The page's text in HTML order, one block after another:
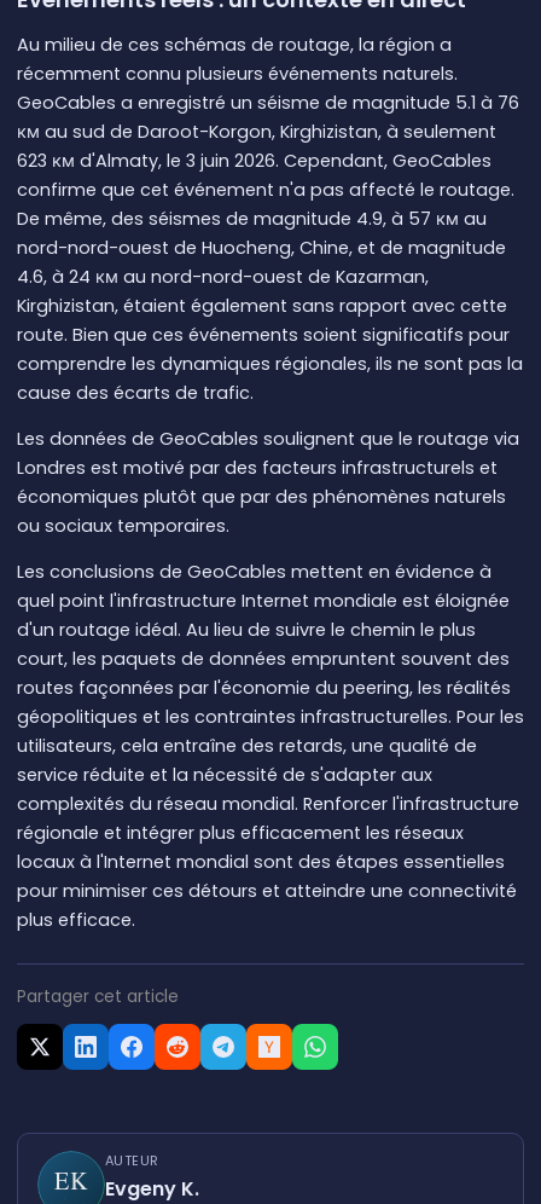
Au milieu de ces schémas de routage, la région a
récemment connu plusieurs événements naturels.
GeoCables a enregistré un séisme de magnitude 5.1 à 76
км au sud de Daroot-Korgon, Kirghizistan, à seulement
623 км d'Almaty, le 3 juin 2026. Cependant, GeoCables
confirme que cet événement n'a pas affecté le routage.
De même, des séismes de magnitude 4.9, à 57 км au
nord-nord-ouest de Huocheng, Chine, et de magnitude
4.6, à 24 км au nord-nord-ouest de Kazarman,
Kirghizistan, étaient également sans rapport avec cette
route. Bien que ces événements soient significatifs pour
comprendre les dynamiques régionales, ils ne sont pas la
cause des écarts de trafic.
Les données de GeoCables soulignent que le routage via
Londres est motivé par des facteurs infrastructurels et
économiques plutôt que par des phénomènes naturels
ou sociaux temporaires.
Les conclusions de GeoCables mettent en évidence à
quel point l'infrastructure Internet mondiale est éloignée
d'un routage idéal. Au lieu de suivre le chemin le plus
court, les paquets de données empruntent souvent des
routes façonnées par l'économie du peering, les réalités
géopolitiques et les contraintes infrastructurelles. Pour les
utilisateurs, cela entraîne des retards, une qualité de
service réduite et la nécessité de s'adapter aux
complexités du réseau mondial. Renforcer l'infrastructure
régionale et intégrer plus efficacement les réseaux
locaux à l'Internet mondial sont des étapes essentielles
pour minimiser ces détours et atteindre une connectivité
plus efficace.
Partager cet article
AUTEUR
Evgeny K.